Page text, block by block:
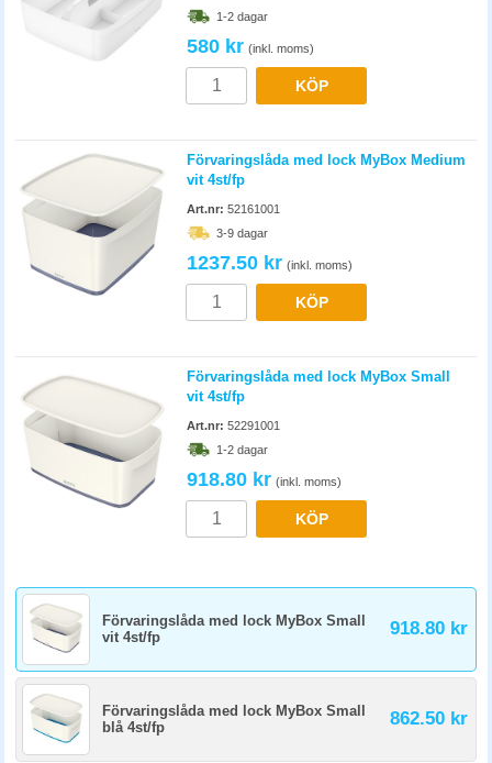
1-2 dagar
580 kr (inkl. moms)
KÖP
Förvaringslåda med lock MyBox Medium
vit 4st/fp
Art.nr: 52161001
3-9 dagar
1237.50 kr (inkl. moms)
KÖP
Förvaringslåda med lock MyBox Small
vit 4st/fp
Art.nr: 52291001
1-2 dagar
918.80 kr (inkl. moms)
KÖP
Förvaringslåda med lock MyBox Small
vit 4st/fp
918.80 kr
Förvaringslåda med lock MyBox Small
blå 4st/fp
862.50 kr